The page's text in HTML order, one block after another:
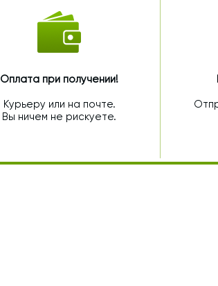
Оплата при получении!
Курьеру или на почте.
Вы ничем не рискуете.